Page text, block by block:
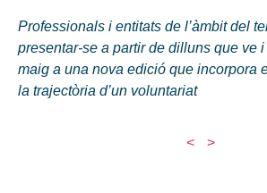
Professionals i entitats de l’àmbit del
presentar-se a partir de dilluns que ve
maig a una nova edició que incorpora
la trajectòria d’un voluntariat
< >